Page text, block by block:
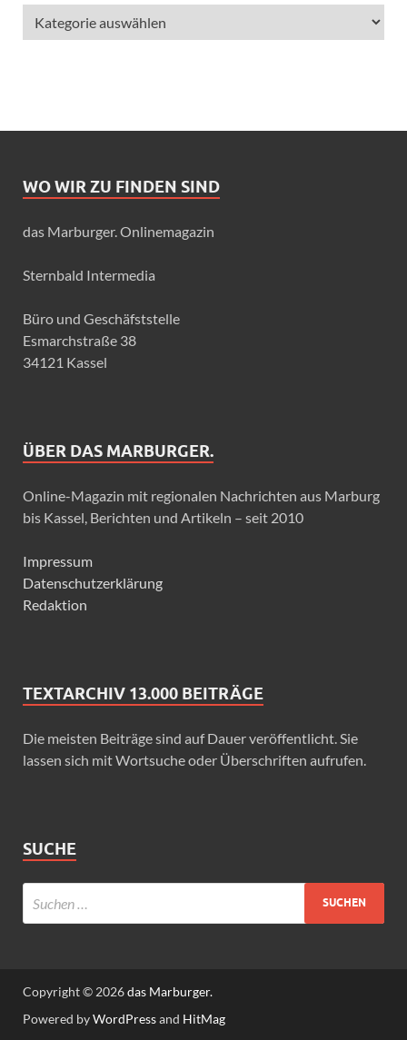
WO WIR ZU FINDEN SIND
das Marburger. Onlinemagazin
Sternbald Intermedia
Büro und Geschäfststelle
Esmarchstraße 38
34121 Kassel
ÜBER DAS MARBURGER.
Online-Magazin mit regionalen Nachrichten aus Marburg
bis Kassel, Berichten und Artikeln – seit 2010
Impressum
Datenschutzerklärung
Redaktion
TEXTARCHIV 13.000 BEITRÄGE
Die meisten Beiträge sind auf Dauer veröffentlicht. Sie
lassen sich mit Wortsuche oder Überschriften aufrufen.
SUCHE
Copyright © 2026das Marburger.
Powered byWordPressand HitMag